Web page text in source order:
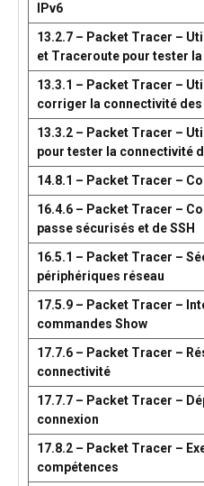
IPv6
13.2.7 – Packet Tracer –
et Traceroute pour tester
13.3.1 – Packet Tracer –
corriger la connectivité des
13.3.2 – Packet Tracer –
pour tester la connectivité
14.8.1 – Packet Tracer –
16.4.6 – Packet Tracer –
passe sécurisés et de SSH
16.5.1 – Packet Tracer –
périphériques réseau
17.5.9 – Packet Tracer –
commandes Show
17.7.6 – Packet Tracer –
connectivité
17.7.7 – Packet Tracer –
connexion
17.8.2 – Packet Tracer –
compétences